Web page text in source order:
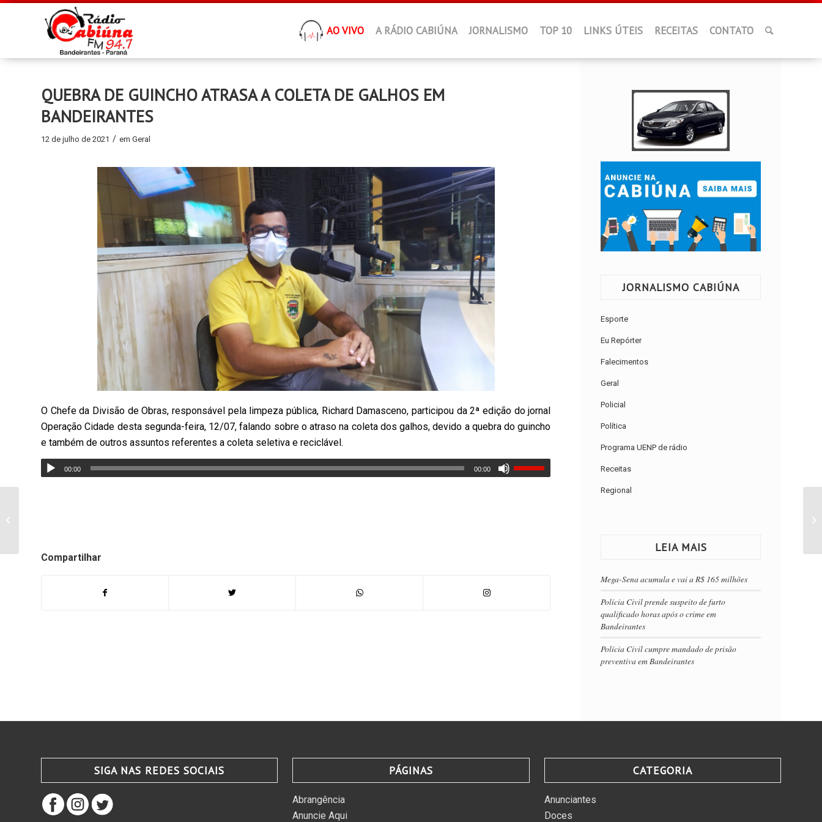
AO VIVO A RÁDIO CABIÚNA JORNALISMO TOP 10 LINKS ÚTEIS RECEITAS CONTATO
QUEBRA DE GUINCHO ATRASA A COLETA DE GALHOS EM
BANDEIRANTES
12 de julho de 2021 / em Geral
O Chefe da Divisão de Obras, responsável pela limpeza pública, RichardDamasceno, participou da 2ª edição do jornal
Operação Cidade desta segunda-feira, 12/07, falando sobre o atraso na coleta dos galhos, devido a quebra do guincho
e também de outros assuntos referentes a coleta seletiva e reciclável.
00:00 00:00
Compartilhar
JORNALISMO CABIÚNA
Esporte
Eu Repórter
Falecimentos
Geral
Policial
Política
Programa UENP de rádio
Receitas
Regional
LEIA MAIS
Mega-Sena acumula e vai a R$ 165 milhões
Polícia Civil prende suspeito de furto
qualificado horas após o crime em
Bandeirantes
Polícia Civil cumpre mandado de prisão
preventiva em Bandeirantes
SIGA NAS REDES SOCIAIS PÁGINAS
Abrangência
Anuncie Aqui
CATEGORIA
Anunciantes
Doces